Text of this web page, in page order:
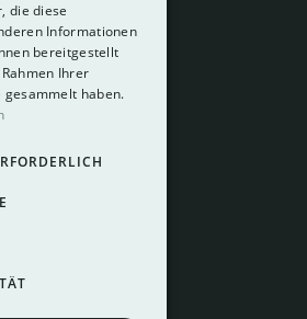
About
Instagram
LinkedIn
die diese
Informationen
bereitgestellt
Ihrer
haben.